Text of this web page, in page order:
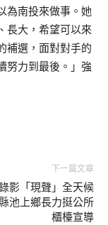
為南投來做事。她
長大，希望可以來
補選，面對對手的
努力到最後。」強
下一篇文章
影「現聲」全天候
池上鄉長力挺公所
櫃檯宣導